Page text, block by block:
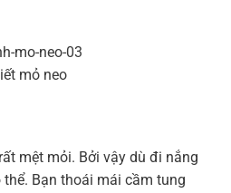
mỏ neo
mệt mỏi. Bởi vậy dù đi nắng
Bạn thoái mái cầm tung